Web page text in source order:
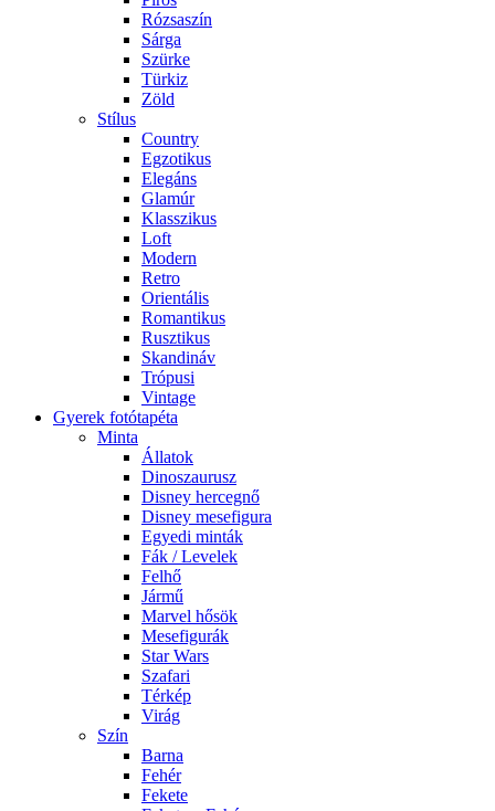
Rózsaszín
Sárga
Szürke
Türkiz
Zöld
Stílus
Country
Egzotikus
Elegáns
Glamúr
Klasszikus
Loft
Modern
Retro
Orientális
Romantikus
Rusztikus
Skandináv
Trópusi
Vintage
Gyerek fotótapéta
Minta
Állatok
Dinoszaurusz
Disney hercegnő
Disney mesefigura
Egyedi minták
Fák / Levelek
Felhő
Jármű
Marvel hősök
Mesefigurák
Star Wars
Szafari
Térkép
Virág
Szín
Barna
Fehér
Fekete